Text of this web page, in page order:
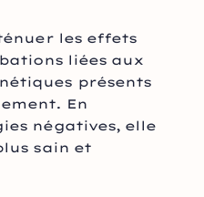
les effets
liées aux
présents
En
négatives, elle
sain et